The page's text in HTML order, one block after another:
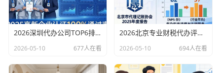
2026深圳代办公司TOP6排行：哪家注册财税口碑最好？
2026-05-10 677人在看
2026北京专业财税代办评测排行，十大机构推荐
2026-05-10 694人在看